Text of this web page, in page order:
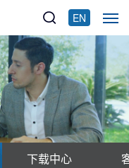
EN
下载中心